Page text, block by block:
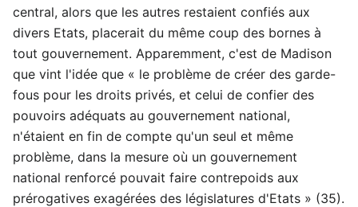
central, alors que les autres restaient confiés aux
divers Etats, placerait du même coup des bornes à
tout gouvernement. Apparemment, c'est de Madison
que vint l'idée que « le problème de créer des garde-
fous pour les droits privés, et celui de confier des
pouvoirs adéquats au gouvernement national,
n'étaient en fin de compte qu'un seul et même
problème, dans la mesure où un gouvernement
national renforcé pouvait faire contrepoids aux
prérogatives exagérées des législatures d'Etats » (35).